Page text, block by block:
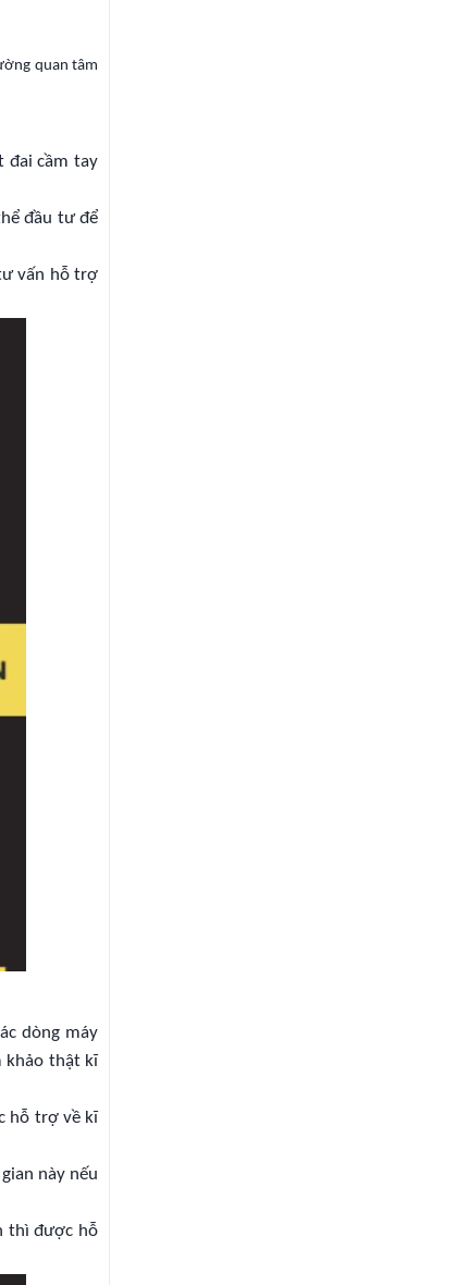
quan tâm
đai cầm tay
đầu tư để
vấn hỗ trợ
dòng máy
khảo thật kĩ
hỗ trợ về kĩ
này nếu
thì được hỗ